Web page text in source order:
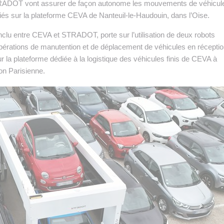
vont assurer de façon autonome les mouvements de
sur la plateforme CEVA de Nanteuil-le-Haudouin, dans l’Oise.
entre CEVA et STRADOT, porte sur l’utilisation de deux robots
de manutention et de déplacement de véhicules en
la plateforme dédiée à la logistique des véhicules finis de CEVA à
Parisienne.